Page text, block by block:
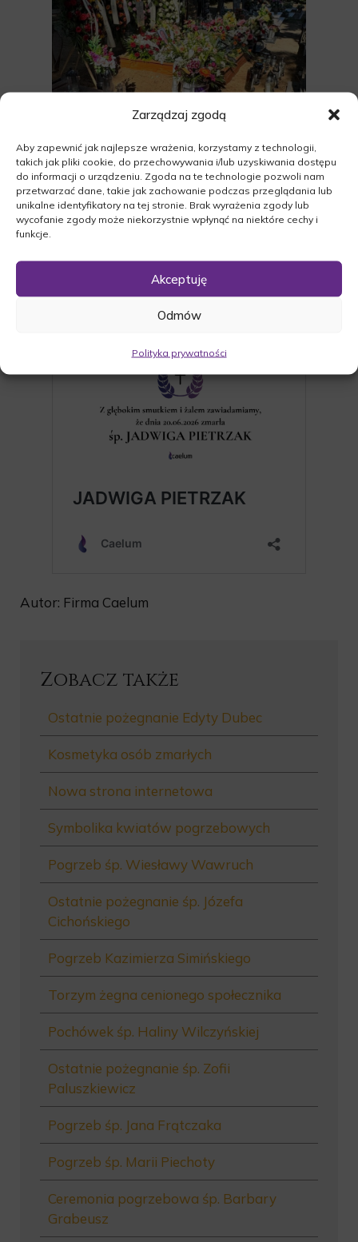
Zarządzaj zgodą
Aby zapewnić jak najlepsze wrażenia, korzystamy z technologii,
takich jak pliki cookie, do przechowywania i/lub uzyskiwania dostępu
do informacji o urządzeniu. Zgoda na te technologie pozwoli nam
przetwarzać dane, takie jak zachowanie podczas przeglądania lub
unikalne identyfikatory na tej stronie. Brak wyrażenia zgody lub
wycofanie zgody może niekorzystnie wpłynąć na niektóre cechy i
funkcje.
Akceptuję
Odmów
Polityka prywatności
Autor: Firma Caelum
Zobacz także
Ostatnie pożegnanie Edyty Dubec
Kosmetyka osób zmarłych
Nowa strona internetowa
Symbolika kwiatów pogrzebowych
Pogrzeb śp. Wiesławy Wawruch
Ostatnie pożegnanie śp. Józefa
Cichońskiego
Pogrzeb Kazimierza Simińskiego
Torzym żegna cenionego społecznika
Pochówek śp. Haliny Wilczyńskiej
Ostatnie pożegnanie śp. Zofii
Paluszkiewicz
Pogrzeb śp. Jana Frątczaka
Pogrzeb śp. Marii Piechoty
Ceremonia pogrzebowa śp. Barbary
Grabeusz